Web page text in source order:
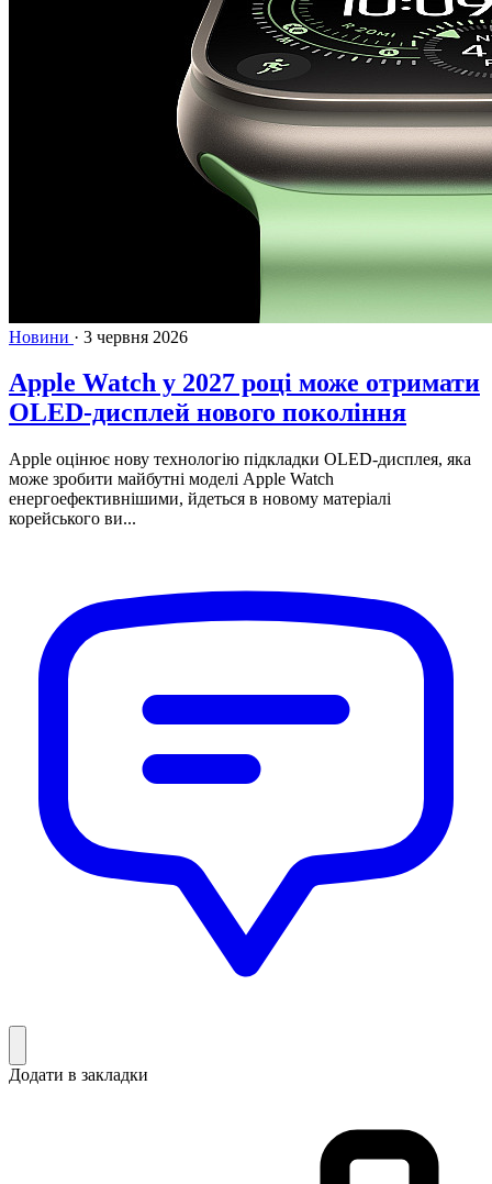
Новини · 3 червня 2026
Apple Watch у 2027 році може отримати
OLED-дисплей нового покоління
Apple оцінює нову технологію підкладки OLED-дисплея, яка
може зробити майбутні моделі Apple Watch
енергоефективнішими, йдеться в новому матеріалі
корейського ви...
Додати в закладки